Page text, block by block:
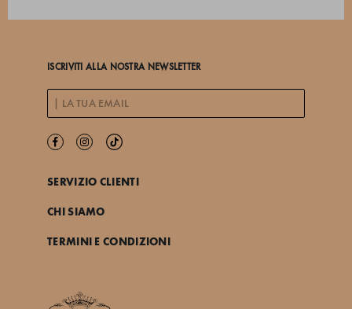
ISCRIVITI ALLA NOSTRA NEWSLETTER
SERVIZIO CLIENTI
CHI SIAMO
TERMINI E CONDIZIONI